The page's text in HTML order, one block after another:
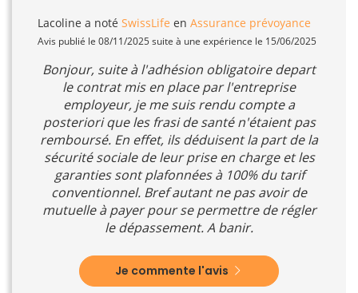
Lacoline a noté SwissLife en Assurance prévoyance
Avis publié le 08/11/2025 suite à une expérience le 15/06/2025
Bonjour, suite à l'adhésion obligatoire depart
le contrat mis en place par l'entreprise
employeur, je me suis rendu compte a
posteriori que les frasi de santé n'étaient pas
remboursé. En effet, ils déduisent la part de la
sécurité sociale de leur prise en charge et les
garanties sont plafonnées à 100% du tarif
conventionnel. Bref autant ne pas avoir de
mutuelle à payer pour se permettre de régler
le dépassement. A banir.
Je commente l'avis